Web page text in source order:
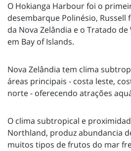
O Hokianga Harbour foi o
desembarque Polinésio, Russell
da Nova Zelândia e o Tratado
em Bay of Islands.
Nova Zelândia tem clima
áreas principais - costa leste,
norte - oferecendo atrações
O clima subtropical e
Northland, produz abundancia
muitos tipos de frutos do mar